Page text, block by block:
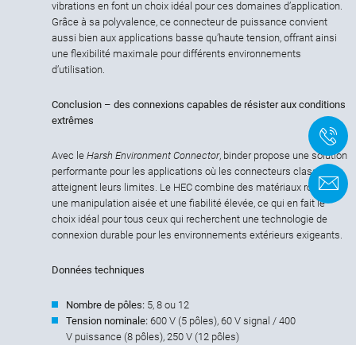
vibrations en font un choix idéal pour ces domaines d’application.
Grâce à sa polyvalence, ce connecteur de puissance convient
aussi bien aux applications basse qu’haute tension, offrant ainsi
une flexibilité maximale pour différents environnements
d’utilisation.
Conclusion – des connexions capables de résister aux conditions
extrêmes
Avec le Harsh Environment Connector, binder propose une solution
performante pour les applications où les connecteurs classiques
atteignent leurs limites. Le HEC combine des matériaux robustes,
une manipulation aisée et une fiabilité élevée, ce qui en fait le
choix idéal pour tous ceux qui recherchent une technologie de
connexion durable pour les environnements extérieurs exigeants.
Données techniques
Nombre de pôles: 5, 8 ou 12
Tension nominale: 600 V (5 pôles), 60 V signal / 400
V puissance (8 pôles), 250 V (12 pôles)